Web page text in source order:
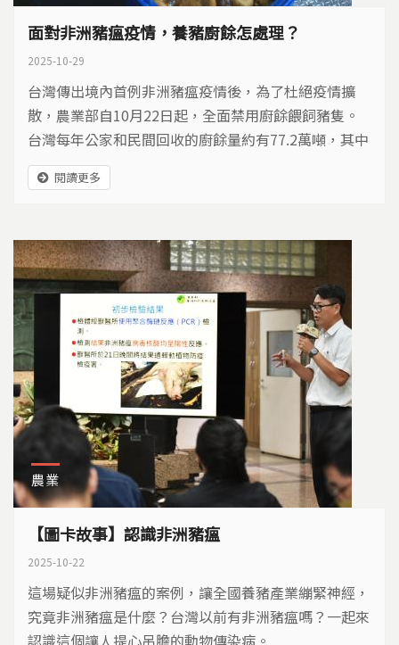
面對非洲豬瘟疫情，養豬廚餘怎處理？
2025-10-29
台灣傳出境內首例非洲豬瘟疫情後，為了杜絕疫情擴
散，農業部自10月22日起，全面禁用廚餘餵飼豬隻。
台灣每年公家和民間回收的廚餘量約有77.2萬噸，其中
有六成約48.3萬噸，是交給豬隻大軍來消滅，在禁餵豬
隻廚餘之後，這些養豬廚餘都去了哪裡？
閱讀更多
農業
【圖卡故事】認識非洲豬瘟
2025-10-22
這場疑似非洲豬瘟的案例，讓全國養豬產業繃緊神經，
究竟非洲豬瘟是什麼？台灣以前有非洲豬瘟嗎？一起來
認識這個讓人提心吊膽的動物傳染病。